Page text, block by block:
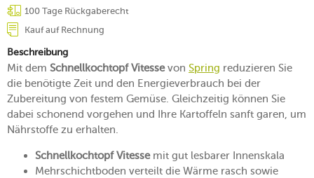
100 Tage Rückgaberecht
Kauf auf Rechnung
Beschreibung
Mit dem Schnellkochtopf Vitessevon Spring reduzieren Sie
die benötigte Zeit und den Energieverbrauch bei der
Zubereitung von festem Gemüse. Gleichzeitig können Sie
dabei schonend vorgehen und Ihre Kartoffeln sanft garen, um
Nährstoffe zu erhalten.
Schnellkochtopf Vitessemit gut lesbarer Innenskala
Mehrschichtboden verteilt die Wärme rasch sowie